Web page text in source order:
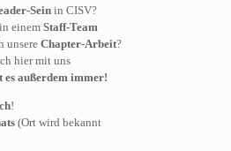
Sein in CISV?
einem Staff-Team
unsere Chapter-Arbeit?
hier mit uns
es außerdem immer!
!
(Ort wird bekannt